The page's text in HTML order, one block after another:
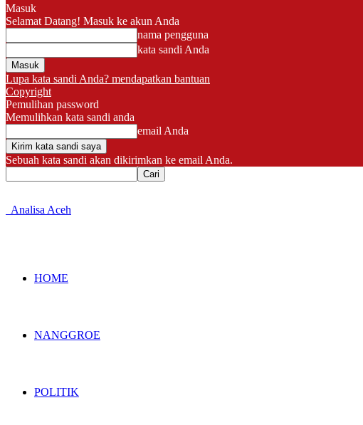
Masuk
Selamat Datang! Masuk ke akun Anda
nama pengguna
kata sandi Anda
Lupa kata sandi Anda? mendapatkan bantuan
Copyright
Pemulihan password
Memulihkan kata sandi anda
email Anda
Sebuah kata sandi akan dikirimkan ke email Anda.
Analisa Aceh
HOME
NANGGROE
POLITIK